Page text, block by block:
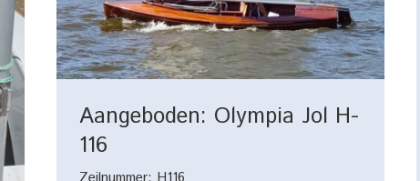
Aangeboden: Olympia Jol H-
116